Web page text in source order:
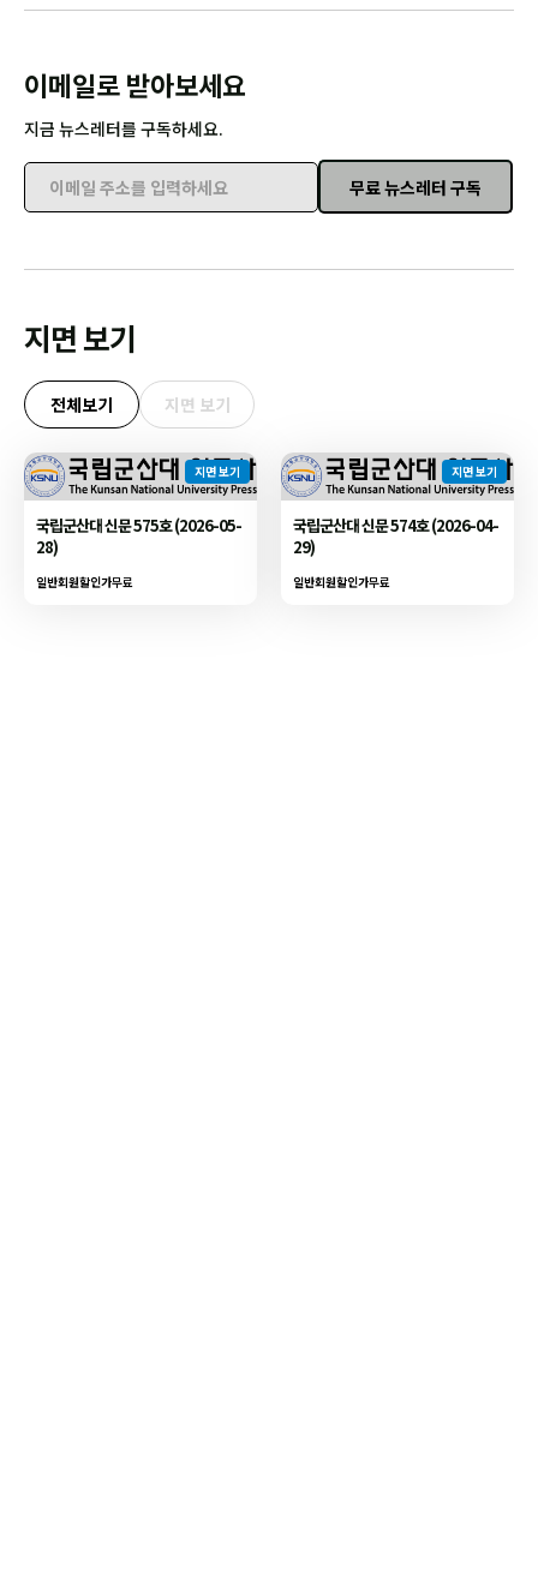
이메일로 받아보세요
지금 뉴스레터를 구독하세요.
이메일 주소를 입력하세요
무료 뉴스레터 구독
지면 보기
전체보기 지면 보기
지면 보기
국립군산대 신문 575호 (2026-05-
28)
일반회원할인가무료
지면 보기
국립군산대 신문 574호 (2026-04-
29)
일반회원할인가무료